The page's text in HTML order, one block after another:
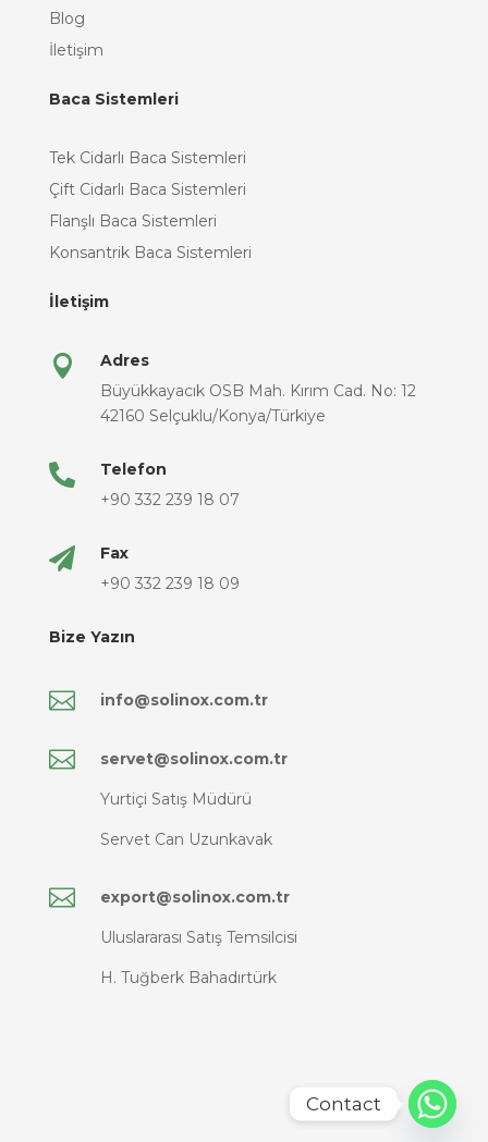
Blog
İletişim
Baca Sistemleri
Tek Cidarlı Baca Sistemleri
Çift Cidarlı Baca Sistemleri
Flanşlı Baca Sistemleri
Konsantrik Baca Sistemleri
İletişim

Adres
Büyükkayacık OSB Mah. Kırım Cad. No: 12
42160 Selçuklu/Konya/Türkiye

Telefon
+90 332 239 18 07

Fax
+90 332 239 18 09
Bize Yazın
 info@solinox.com.tr
 servet@solinox.com.tr
Yurtiçi Satış Müdürü
Servet Can Uzunkavak
 export@solinox.com.tr
Uluslararası Satış Temsilcisi
H. Tuğberk Bahadırtürk
Contact